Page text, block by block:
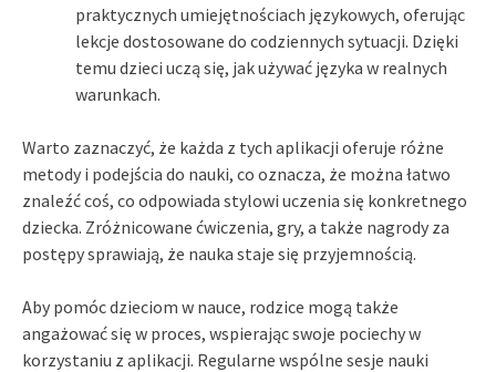
praktycznych umiejętnościach językowych, oferując
lekcje dostosowane do codziennych sytuacji. Dzięki
temu dzieci uczą się, jak używać języka w realnych
warunkach.
Warto zaznaczyć, że każda z tych aplikacji oferuje różne
metody i podejścia do nauki, co oznacza, że można łatwo
znaleźć coś, co odpowiada stylowi uczenia się konkretnego
dziecka. Zróżnicowane ćwiczenia, gry, a także nagrody za
postępy sprawiają, że nauka staje się przyjemnością.
Aby pomóc dzieciom w nauce, rodzice mogą także
angażować się w proces, wspierając swoje pociechy w
korzystaniu z aplikacji. Regularne wspólne sesje nauki